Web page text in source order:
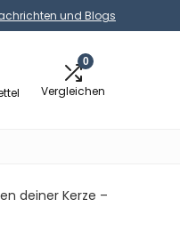
und Blogs
0
Vergleichen
deiner Kerze –